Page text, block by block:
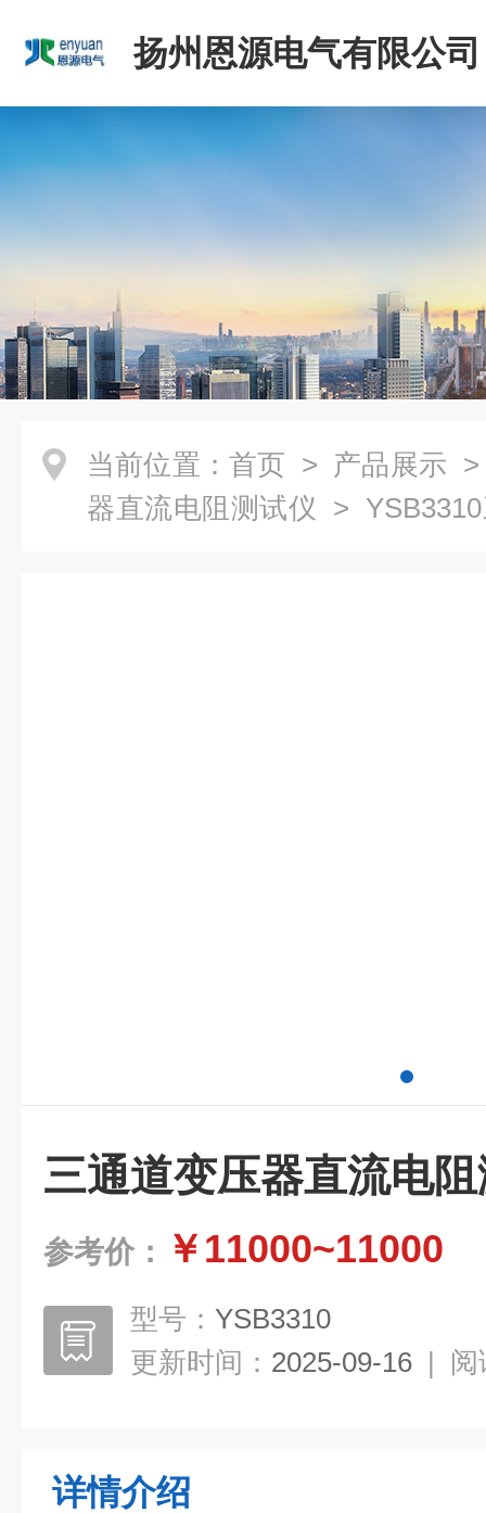
扬州恩源电气有限公司
当前位置： 首页 > 产品展示
器直流电阻测试仪 >
三通道变压器直流电
参考价： ￥11000~11000
型号： YSB3310
更新时间： 2025-09-16 | 阅
详情介绍